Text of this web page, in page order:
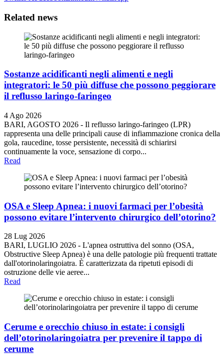
Related news
Sostanze acidificanti negli alimenti e negli
integratori: le 50 più diffuse che possono peggiorare
il reflusso laringo-faringeo
4 Ago 2026
BARI, AGOSTO 2026 - Il reflusso laringo-faringeo (LPR)
rappresenta una delle principali cause di infiammazione cronica della
gola, raucedine, tosse persistente, necessità di schiarirsi
continuamente la voce, sensazione di corpo...
Read
OSA e Sleep Apnea: i nuovi farmaci per l’obesità
possono evitare l’intervento chirurgico dell’otorino?
28 Lug 2026
BARI, LUGLIO 2026 - L'apnea ostruttiva del sonno (OSA,
Obstructive Sleep Apnea) è una delle patologie più frequenti trattate
dall'otorinolaringoiatra. È caratterizzata da ripetuti episodi di
ostruzione delle vie aeree...
Read
Cerume e orecchio chiuso in estate: i consigli
dell’otorinolaringoiatra per prevenire il tappo di
cerume